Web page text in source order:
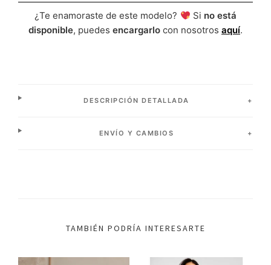
¿Te enamoraste de este modelo? Si no está
disponible, puedes encargarlo con nosotros aquí.
DESCRIPCIÓN DETALLADA
ENVÍO Y CAMBIOS
TAMBIÉN PODRÍA INTERESARTE